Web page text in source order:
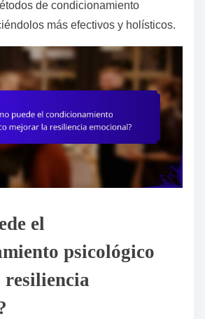
de condicionamiento
más efectivos y holísticos.
el
psicológico